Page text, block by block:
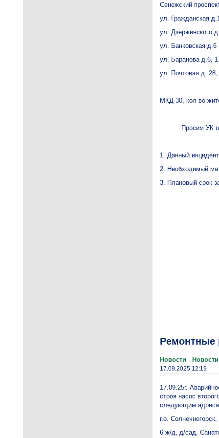
Сенежский
ул. Гражданская
ул. Дзержинского
ул. Банковская д.6
ул. Баранова д.6,
ул. Почтовая д.
МКД-30, кол-во
Просим УК
1. Данный
2. Необходимый
3. Плановый срок
Ремонтные
Новости - Новости
17.09.2025 12:19
17.09.25г.
строя насос
следующим
г.о.
6 ж/д, д/